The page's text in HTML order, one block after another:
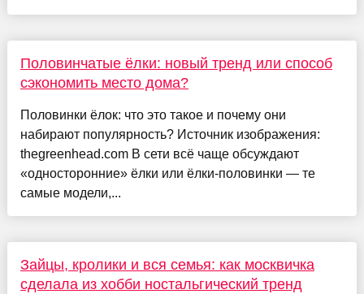
Половинчатые ёлки: новый тренд или способ
сэкономить место дома?
Половинки ёлок: что это такое и почему они
набирают популярность? Источник изображения:
thegreenhead.com В сети всё чаще обсуждают
«односторонние» ёлки или ёлки-половинки — те
самые модели,...
Зайцы, кролики и вся семья: как москвичка
сделала из хобби ностальгический тренд